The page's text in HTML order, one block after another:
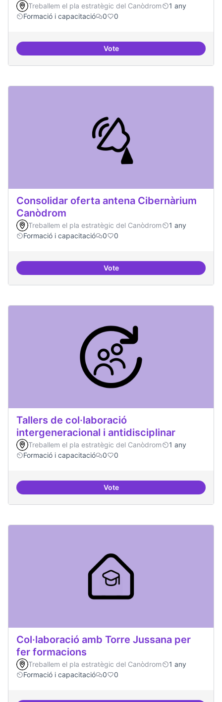
Treballem el pla estratègic del Canòdrom
1 any
Formació i capacitació
0 0
VoteÀrees de formació definides i
Consolidar oferta antena Cibernàrium
Canòdrom
Treballem el pla estratègic del Canòdrom
1 any
Formació i capacitació
0 0
VoteConsolidar oferta antena
Tallers de col·laboració
intergeneracional i antidisciplinar
Treballem el pla estratègic del Canòdrom
1 any
Formació i capacitació
0 0
VoteTallers de col·laboració
Col·laboració amb Torre Jussana per
fer formacions
Treballem el pla estratègic del Canòdrom
1 any
Formació i capacitació
0 0